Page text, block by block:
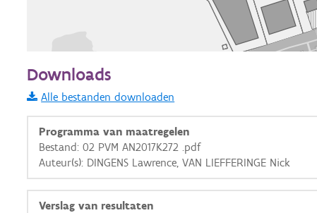
Informatie Vlaanderen
i
+ −
Downloads
Alle bestanden downloaden
Programma van maatregelen
Bestand: 02 PVM AN2017K272 .pdf
Auteur(s): DINGENS Lawrence, VAN LIEFFERINGE Nick
Verslag van resultaten